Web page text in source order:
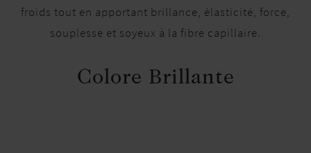
froids tout en apportant brillance, élasticité, force,
souplesse et soyeux à la fibre capillaire.
Colore Brillante